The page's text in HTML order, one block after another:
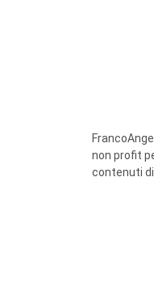
non profit
contenuti